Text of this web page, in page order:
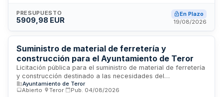
deterioradas por su antigüedad. El plazo de ejecución
previsto es de tres meses y el suministro no incluye mano de
PRESUPUESTO
5909,98 EUR
En Plazo
19/08/2026
Suministro de material de ferretería y
construcción para el Ayuntamiento de Teror
Licitación pública para el suministro de material de ferretería
y construcción destinado a las necesidades del
Ayuntamiento de Teror. El contrato incluye la provisión de
diversos artículos y productos propios del sector ferretero y
Ayuntamiento de Teror
Abierto
Teror Pub. 04/08/2026